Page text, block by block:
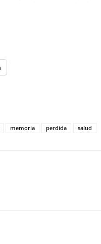
memoria perdida salud